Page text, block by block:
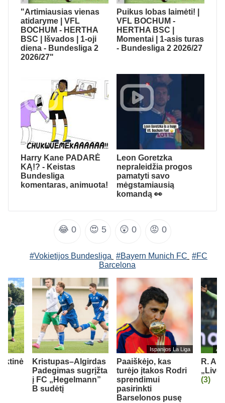
"Artimiausias vienas
atidaryme | VFL
BOCHUM - HERTHA
BSC | Išvados | 1-oji
diena - Bundesliga 2
2026/27"
Puikus lobas laimėti! |
VFL BOCHUM -
HERTHA BSC |
Momentai | 1-asis turas
- Bundesliga 2 2026/27
Harry Kane PADARĖ
KĄ!? - Keistas
Bundesliga
komentaras, animuota!
Leon Goretzka
nepraleidžia progos
pamatyti savo
mėgstamiausią
komandą 👀
😂 0 😍 5 😲 0 😡 0
#Vokietijos Bundesliga #Bayern Munich FC #FC
Barcelona
Kristupas–Algirdas
Padegimas sugrįžta
į FC „Hegelmann”
B sudėtį
Ispanijos La Liga
Paaiškėjo, kas
turėjo įtakos Rodri
sprendimui
pasirinkti
Barselonos pusę
R.
(3)